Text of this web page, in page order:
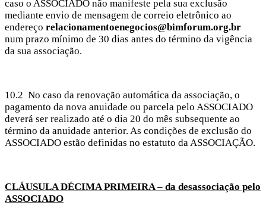
caso o ASSOCIADO não manifeste pela sua exclusão
mediante envio de mensagem de correio eletrônico ao
endereço relacionamentoenegocios@bimforum.org.br
num prazo mínimo de 30 dias antes do término da vigência
da sua associação.
10.2 No caso da renovação automática da associação, o
pagamento da nova anuidade ou parcela pelo ASSOCIADO
deverá ser realizado até o dia 20 do mês subsequente ao
término da anuidade anterior. As condições de exclusão do
ASSOCIADO estão definidas no estatuto da ASSOCIAÇÃO.
CLÁUSULA DÉCIMA PRIMEIRA – da desassociação pelo
ASSOCIADO